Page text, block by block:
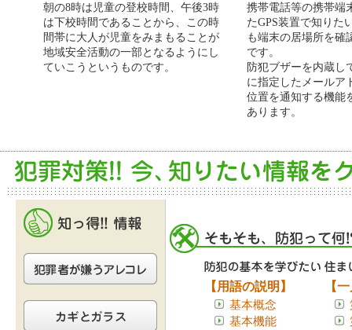
朝の8時は児童の登校時間、午後3時
は下校時間であることから、この時
間帯に大人が児童をみまもることが
地域安全活動の一部となるようにし
ていこうというものです。
携帯電話等の携帯端
たGPS装置で知りた
も端末の居場所を確
です。
防犯ブザーを内蔵し
に指定したメールア
位置を通知する機能
あります。
【用語の説明】
基本概念
基本機能
【